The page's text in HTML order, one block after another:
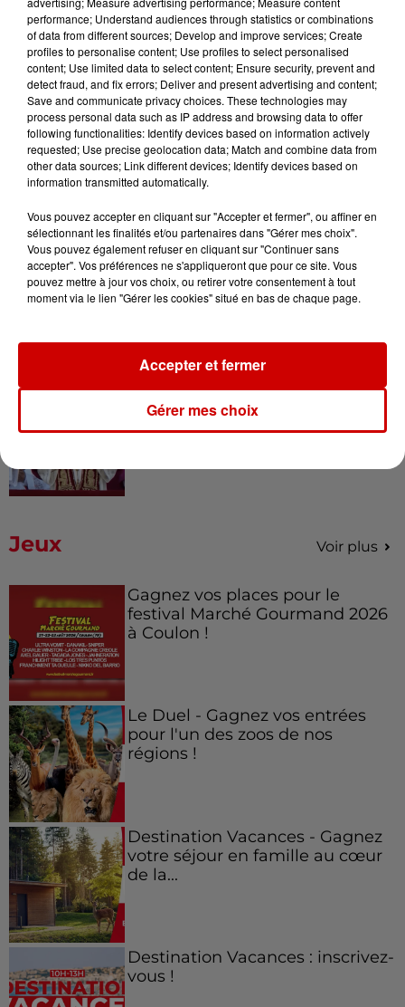
13h42
Aide carburant pour les "grands
rouleurs" : le délai pour la...
10h54
Royan : elle tente d’écraser son
ex-conjoint et dit regretter...
9h45
Cambriolages : plus de 18 000
logements visités en juillet 2026,
7 août 2026
Pape Léon XIV en France : quel
est son programme ?
Jeux Voir plus
Gagnez vos places pour le
festival Marché Gourmand 2026
à Coulon !
Le Duel - Gagnez vos entrées
pour l'un des zoos de nos
régions !
Destination Vacances - Gagnez
votre séjour en famille au cœur
de la...
Destination Vacances : inscrivez-
vous !
performance; Understand audiences through statistics or combinations
of data from different sources; Develop and improve services; Create
profiles to personalise content; Use profiles to select personalised
content; Use limited data to select content; Ensure security, prevent and
detect fraud, and fix errors; Deliver and present advertising and content;
Save and communicate privacy choices. These technologies may
process personal data such as IP address and browsing data to offer
following functionalities: Identify devices based on information actively
requested; Use precise geolocation data; Match and combine data from
other data sources; Link different devices; Identify devices based on
information transmitted automatically.
Vous pouvez accepter en cliquant sur "Accepter et fermer", ou affiner en
sélectionnant les finalités et/ou partenaires dans "Gérer mes choix".
Vous pouvez également refuser en cliquant sur "Continuer sans
accepter". Vos préférences ne s'appliqueront que pour ce site. Vous
pouvez mettre à jour vos choix, ou retirer votre consentement à tout
moment via le lien "Gérer les cookies" situé en bas de chaque page.
Gérer mes choix
Accepter et fermer